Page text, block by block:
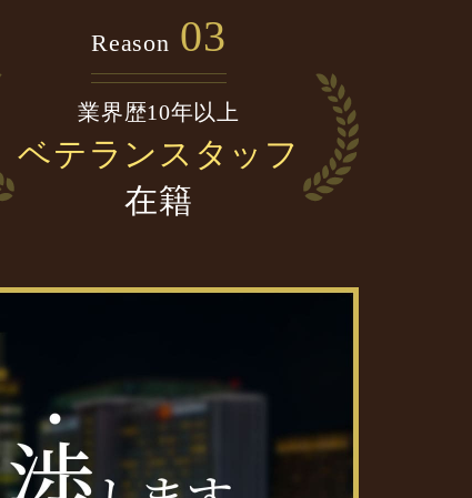
Reason 03
業界歴10年以上
ベテランスタッフ
在籍